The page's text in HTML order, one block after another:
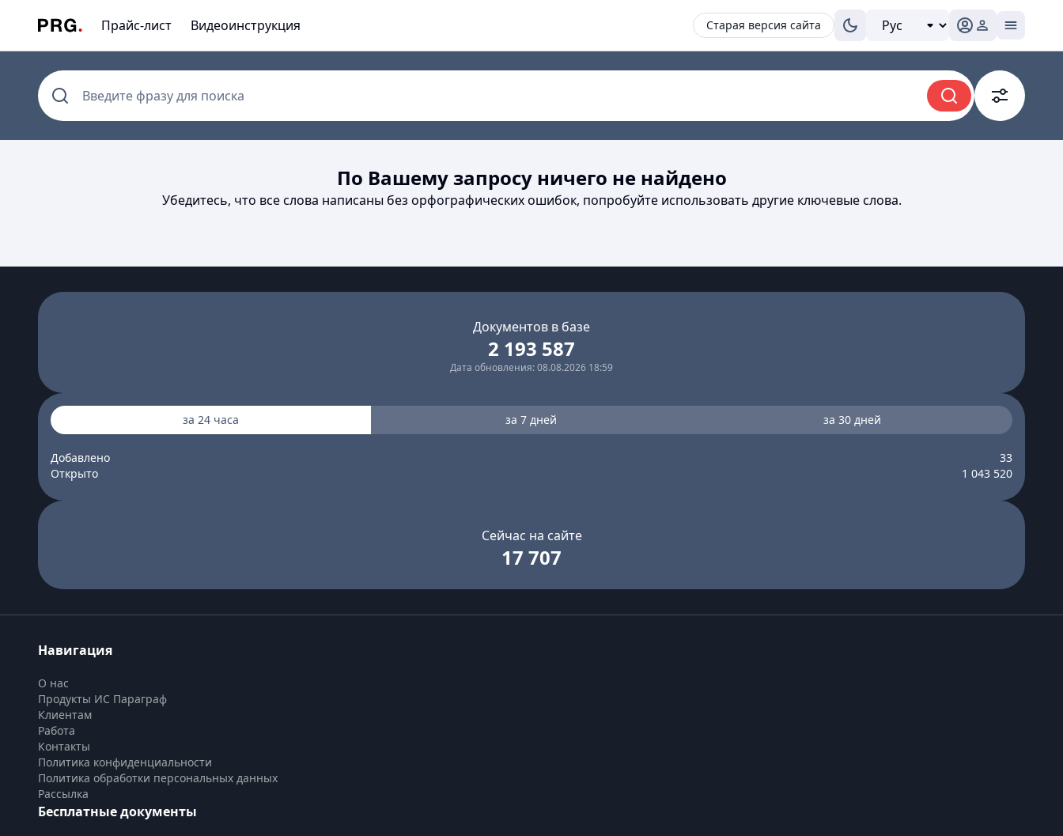
Прайс-лист Видеоинструкция Старая версия сайта
Введите фразу для поиска
По Вашему запросу ничего не найдено
Убедитесь, что все слова написаны без орфографических ошибок, попробуйте использовать другие ключевые слова.
Документов в базе
2 193 587
Дата обновления: 08.08.2026 18:59
за 24 часа за 7 дней за 30 дней
Добавлено
33
Открыто
1 043 520
Сейчас на сайте
17 707
Навигация
О нас
Продукты ИС Параграф
Клиентам
Работа
Контакты
Политика конфиденциальности
Политика обработки персональных данных
Рассылка
Бесплатные документы